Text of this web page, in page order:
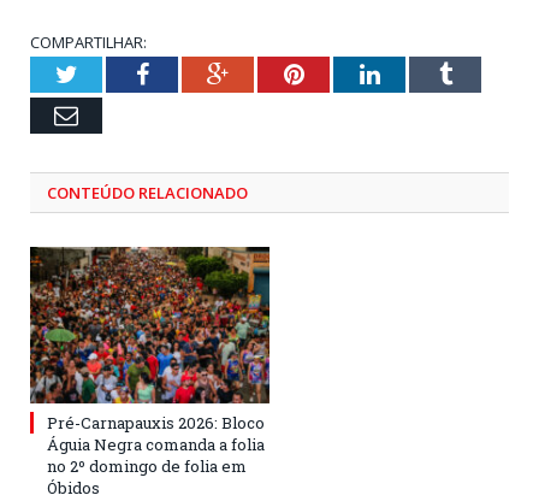
COMPARTILHAR:
TwitterFacebookGoogle+PinterestLinkedInTumblr
Email
CONTEÚDO RELACIONADO
Pré-Carnapauxis 2026: Bloco
Águia Negra comanda a folia
no 2º domingo de folia em
Óbidos